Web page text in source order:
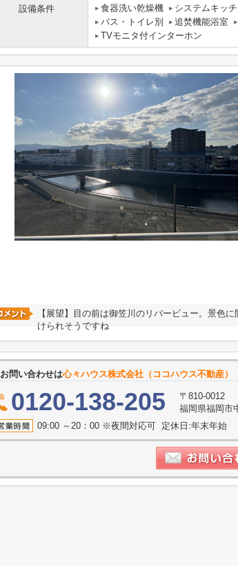
設備条件
食器洗い乾燥機
システムキッ
バス・トイレ別
追焚機能浴室
TVモニタ付インターホン
【展望】目の前は御笠川のリバービュー。景色
けられそうですね
お問い合わせは心々ハウス株式会社（ココハウス不動産）
0120-138-205
〒810-0012
福岡県福岡市
09:00 ～20：00 ※夜間対応可 定休日:年末年始